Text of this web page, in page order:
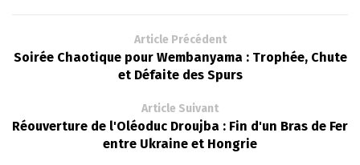
Article Précédent
Soirée Chaotique pour Wembanyama : Trophée, Chute
et Défaite des Spurs
Article Suivant
Réouverture de l'Oléoduc Droujba : Fin d'un Bras de Fer
entre Ukraine et Hongrie